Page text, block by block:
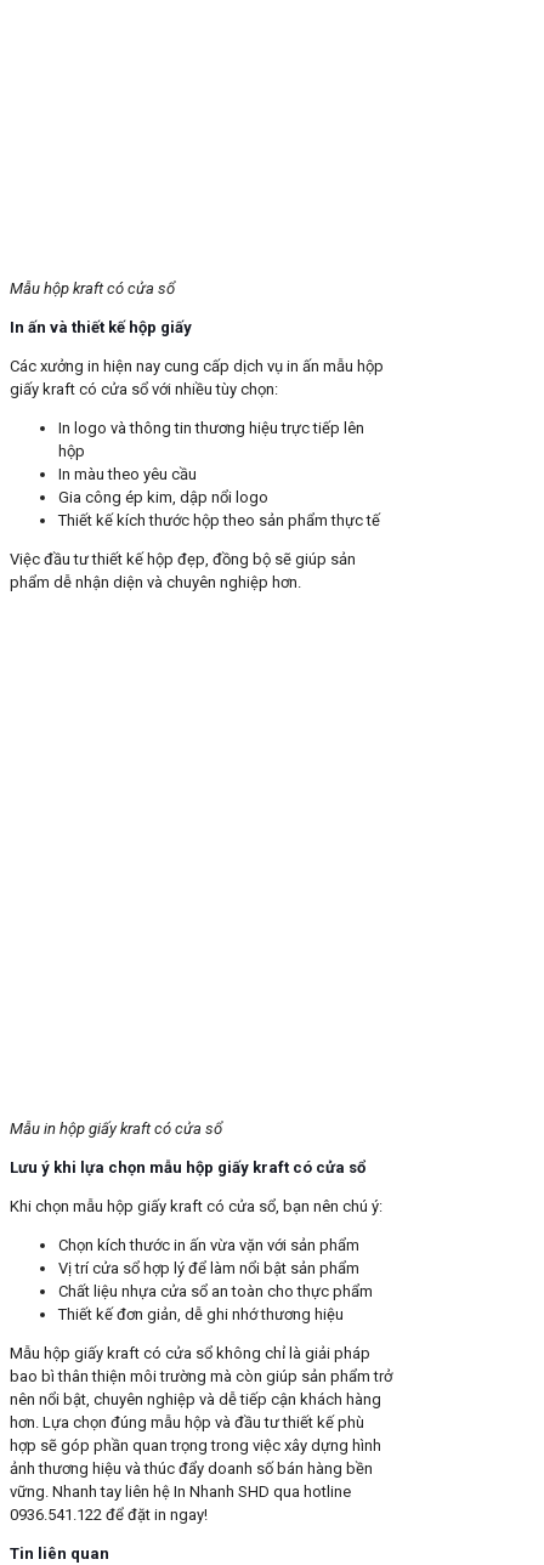
Mẫu hộp kraft có cửa sổ
In ấn và thiết kế hộp giấy
Các xưởng in hiện nay cung cấp dịch vụ in ấn mẫu hộp
giấy kraft có cửa sổ với nhiều tùy chọn:
In logo và thông tin thương hiệu trực tiếp lên
hộp
In màu theo yêu cầu
Gia công ép kim, dập nổi logo
Thiết kế kích thước hộp theo sản phẩm thực tế
Việc đầu tư thiết kế hộp đẹp, đồng bộ sẽ giúp sản
phẩm dễ nhận diện và chuyên nghiệp hơn.
Mẫu in hộp giấy kraft có cửa sổ
Lưu ý khi lựa chọn mẫu hộp giấy kraft có cửa sổ
Khi chọn mẫu hộp giấy kraft có cửa sổ, bạn nên chú ý:
Chọn kích thước in ấn vừa vặn với sản phẩm
Vị trí cửa sổ hợp lý để làm nổi bật sản phẩm
Chất liệu nhựa cửa sổ an toàn cho thực phẩm
Thiết kế đơn giản, dễ ghi nhớ thương hiệu
Mẫu hộp giấy kraft có cửa sổ không chỉ là giải pháp
bao bì thân thiện môi trường mà còn giúp sản phẩm trở
nên nổi bật, chuyên nghiệp và dễ tiếp cận khách hàng
hơn. Lựa chọn đúng mẫu hộp và đầu tư thiết kế phù
hợp sẽ góp phần quan trọng trong việc xây dựng hình
ảnh thương hiệu và thúc đẩy doanh số bán hàng bền
vững. Nhanh tay liên hệ In Nhanh SHD qua hotline
0936.541.122 để đặt in ngay!
Tin liên quan